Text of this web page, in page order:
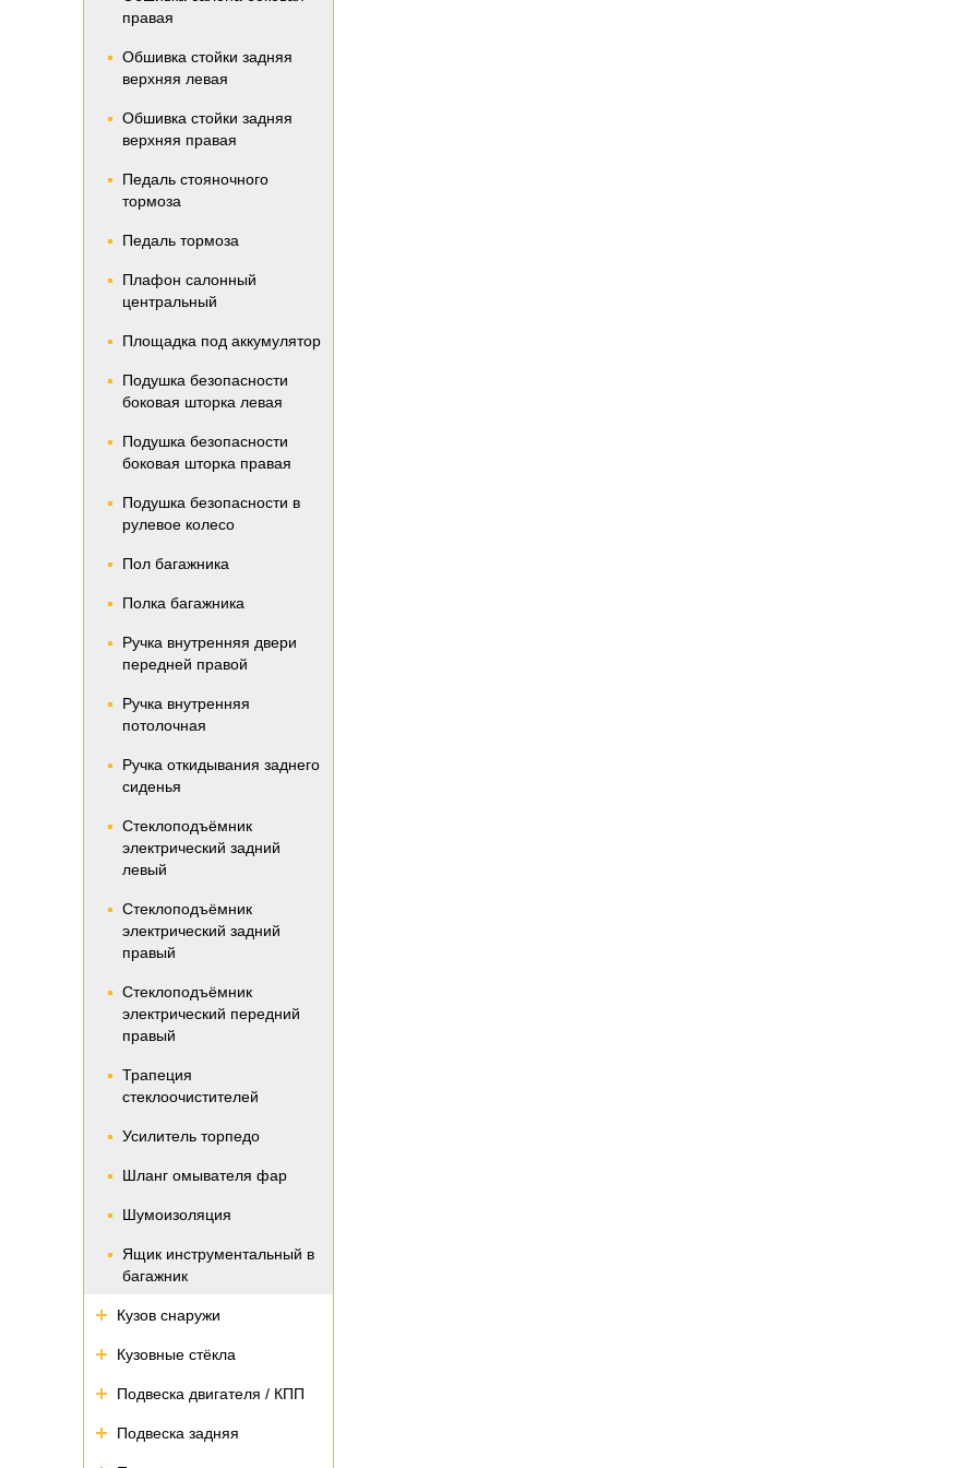
правая
Обшивка стойки задняя
верхняя левая
Обшивка стойки задняя
верхняя правая
Педаль стояночного
тормоза
Педаль тормоза
Плафон салонный
центральный
Площадка под аккумулятор
Подушка безопасности
боковая шторка левая
Подушка безопасности
боковая шторка правая
Подушка безопасности в
рулевое колесо
Пол багажника
Полка багажника
Ручка внутренняя двери
передней правой
Ручка внутренняя
потолочная
Ручка откидывания заднего
сиденья
Стеклоподъёмник
электрический задний
левый
Стеклоподъёмник
электрический задний
правый
Стеклоподъёмник
электрический передний
правый
Трапеция
стеклоочистителей
Усилитель торпедо
Шланг омывателя фар
Шумоизоляция
Ящик инструментальный в
багажник
Кузов снаружи
Кузовные стёкла
Подвеска двигателя / КПП
Подвеска задняя